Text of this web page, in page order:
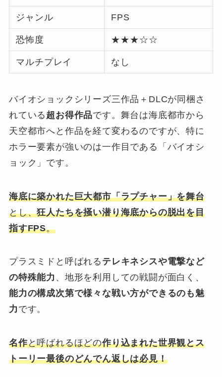
ジャンル FPS
恐怖度 ★★★☆☆
マルチプレイ なし
バイオショックシリーズ三作品＋DLCが同梱さ
れている 超お得作品です。舞台は海底都市から
天空都市へと作品を経て変わるのですが、特に
ホラー要素が強いのは一作目である「バイオシ
ョック」です。
海底に築かれた巨大都市「ラプチャー」を舞台
とし、狂人たちを掻い潜り海底からの脱出を目
指すFPS。
プラスミドと呼ばれる テレキネシスや電撃など
の特殊能力 、地形を利用しての戦闘が面白く、
能力の構成次第で様々な戦い方ができるのも魅
力 です。
名作と呼ばれるほどの作り込まれた世界観とス
トーリー最後のどんでん返しは必見！